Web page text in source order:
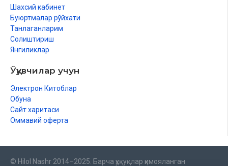
Шахсий кабинет
Буюртмалар рўйхати
Танлаганларим
Солиштириш
Янгиликлар
Ўқувчилар учун
Электрон Китоблар
Обуна
Сайт харитаси
Оммавий оферта
© Hilol Nashr 2014–2025. Барча ҳуқуқлар ҳимояланган